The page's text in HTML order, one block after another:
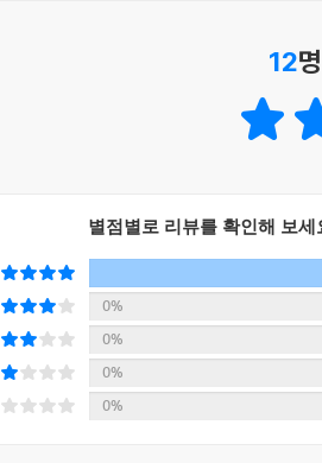
12
별점별로 리뷰를 확인해 보세
0%
0%
0%
0%